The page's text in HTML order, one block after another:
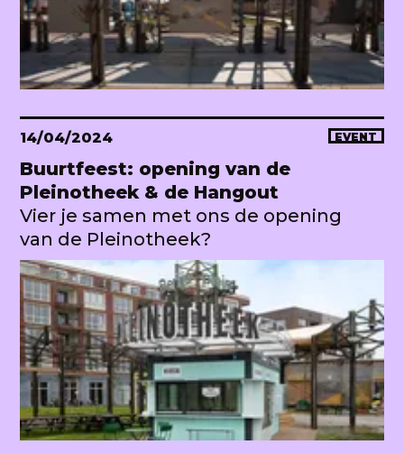
14/04/2024 EVENT
Buurtfeest: opening van de
Pleinotheek & de Hangout
Vier je samen met ons de opening
van de Pleinotheek?